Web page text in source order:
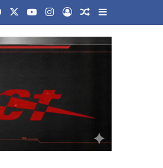
FacebookYouTubeInstagram
Log InRandom Article
Sidebar